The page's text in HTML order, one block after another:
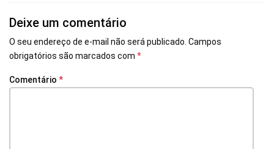
Deixe um comentário
O seu endereço de e-mail não será publicado. Campos
obrigatórios são marcados com *
Comentário *